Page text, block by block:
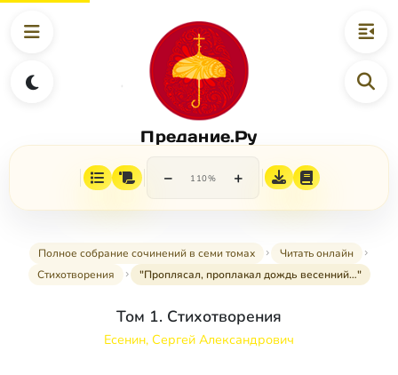
Предание.Ру
− 110% +
Полное собрание сочинений в семи томах
Читать онлайн
Стихотворения
"Проплясал, проплакал дождь весенний…"
Том 1. Стихотворения
Есенин, Сергей Александрович